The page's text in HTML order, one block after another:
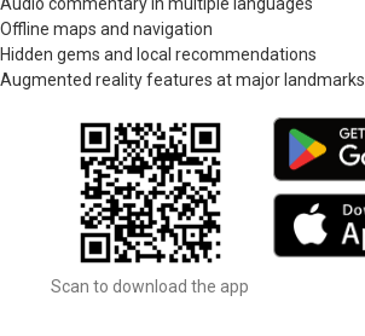
Offline maps and navigation
Hidden gems and local recommendations
Augmented reality features at major landmarks
Scan to download the app